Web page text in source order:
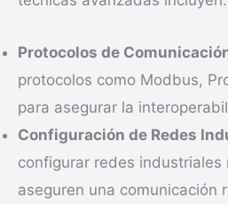
Protocolos de
protocolos como Modbus,
para asegurar la
Configuración de Redes
configurar redes industriales
aseguren una comunicación